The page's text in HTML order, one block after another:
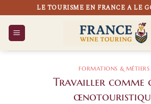
au
contenu
LE TOURISME EN FRANCE A LE
FORMATIONS & MÉTIERS
Travailler comme